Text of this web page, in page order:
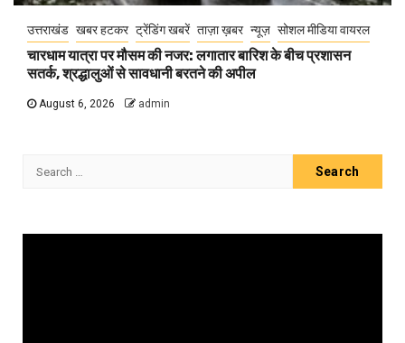
उत्तराखंड खबर हटकर ट्रेंडिंग खबरें ताज़ा ख़बर न्यूज़ सोशल मीडिया वायरल
चारधाम यात्रा पर मौसम की नजर: लगातार बारिश के बीच प्रशासन
सतर्क, श्रद्धालुओं से सावधानी बरतने की अपील
August 6, 2026 admin
Search